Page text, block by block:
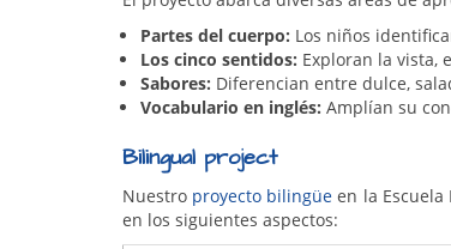
Partes del cuerpo: Los niños
Los cinco sentidos: Exploran la vista,
Sabores: Diferencian entre dulce,
Vocabulario en inglés: Amplían su
Bilingual project
Nuestro proyecto bilingüe en la
en los siguientes aspectos: